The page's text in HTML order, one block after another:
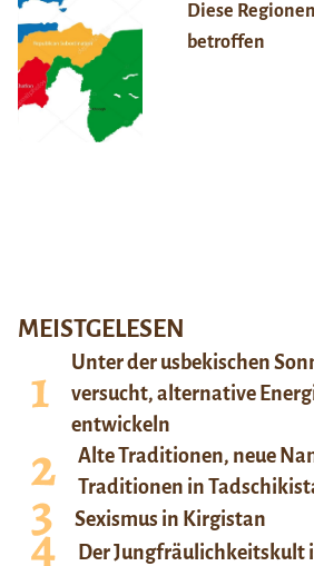
Diese
betroffen
MEISTGELESEN
Unter der usbekischen
versucht, alternative
entwickeln
Alte Traditionen, neue
Traditionen in
Sexismus in Kirgistan
Der Jungfräulichkeitskult